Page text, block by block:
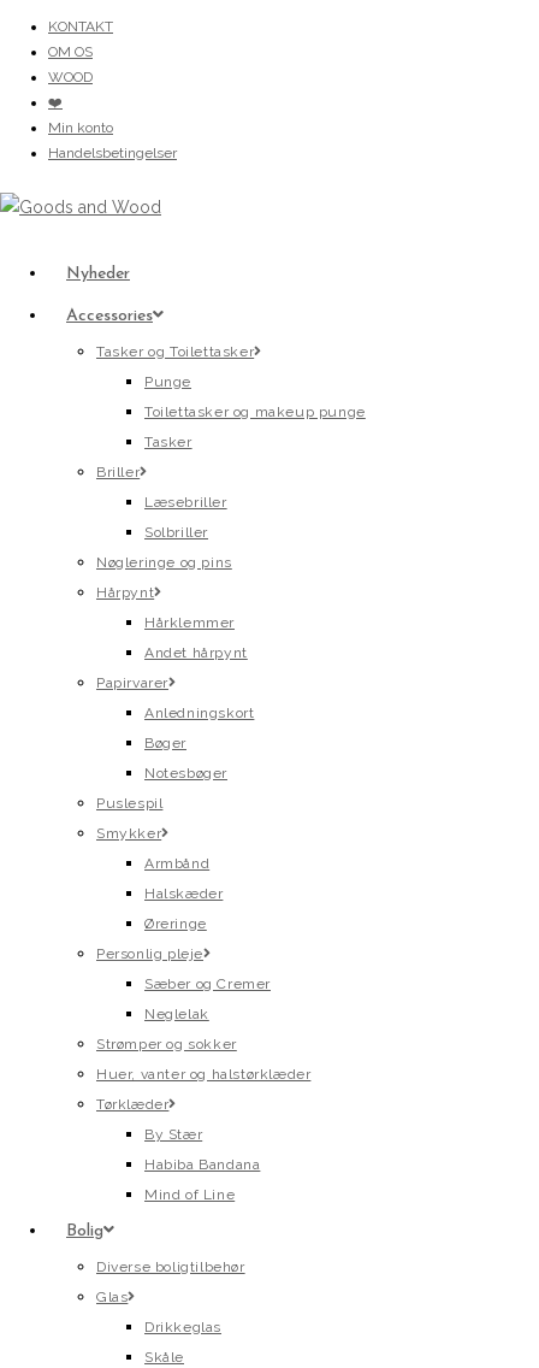
content
KONTAKT
OM OS
WOOD
❤️
Min konto
Handelsbetingelser
Nyheder
Accessories
Tasker og Toilettasker
Punge
Toilettasker og makeup punge
Tasker
Briller
Læsebriller
Solbriller
Nøgleringe og pins
Hårpynt
Hårklemmer
Andet hårpynt
Papirvarer
Anledningskort
Bøger
Notesbøger
Puslespil
Smykker
Armbånd
Halskæder
Øreringe
Personlig pleje
Sæber og Cremer
Neglelak
Strømper og sokker
Huer, vanter og halstørklæder
Tørklæder
By Stær
Habiba Bandana
Mind of Line
Bolig
Diverse boligtilbehør
Glas
Drikkeglas
Skåle